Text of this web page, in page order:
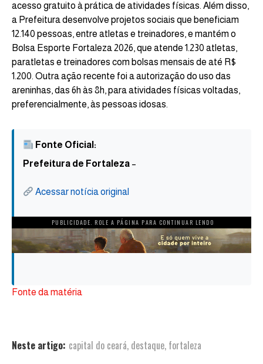
acesso gratuito à prática de atividades físicas. Além disso,
a Prefeitura desenvolve projetos sociais que beneficiam
12.140 pessoas, entre atletas e treinadores, e mantém o
Bolsa Esporte Fortaleza 2026, que atende 1.230 atletas,
paratletas e treinadores com bolsas mensais de até R$
1.200. Outra ação recente foi a autorização do uso das
areninhas, das 6h às 8h, para atividades físicas voltadas,
preferencialmente, às pessoas idosas.
Fonte Oficial:
Prefeitura de Fortaleza –
Acessar notícia original
PUBLICIDADE. ROLE A PÁGINA PARA CONTINUAR LENDO
Fonte da matéria
Neste artigo: capital do ceará, destaque, fortaleza